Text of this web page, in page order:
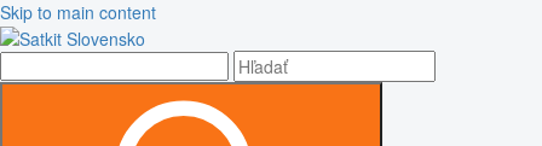
Skip to main content